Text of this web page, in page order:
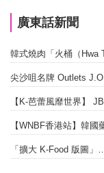
廣東話新聞
【WNBF香港站】韓
「擴大 K-Food 版圖